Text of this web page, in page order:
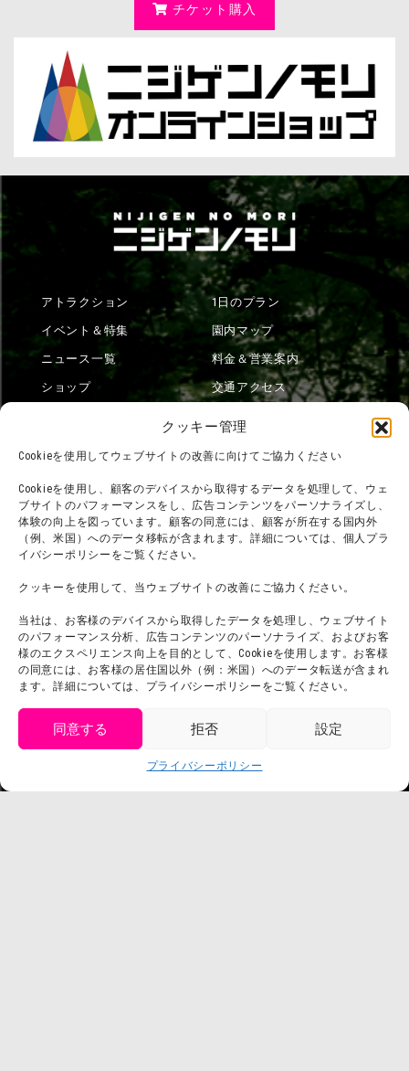
クッキー管理
Cookieを使用してウェブサイトの改善に向けてご協力ください
Cookieを使用し、顧客のデバイスから取得するデータを処理して、ウェ
ブサイトのパフォーマンスをし、広告コンテンツをパーソナライズし、
体験の向上を図っています。顧客の同意には、顧客が所在する国内外
（例、米国）へのデータ移転が含まれます。詳細については、個人プラ
イバシーポリシーをご覧ください。
クッキーを使用して、当ウェブサイトの改善にご協力ください。
当社は、お客様のデバイスから取得したデータを処理し、ウェブサイト
のパフォーマンス分析、広告コンテンツのパーソナライズ、およびお客
様のエクスペリエンス向上を目的として、Cookieを使用します。お客様
の同意には、お客様の居住国以外（例：米国）へのデータ転送が含まれ
ます。詳細については、プライバシーポリシーをご覧ください。
同意する 拒否 設定
プライバシーポリシー
チケット購入
アトラクション
イベント＆特集
ニュース一覧
ショップ
1日のプラン
園内マップ
料金＆営業案内
交通アクセス
団体利用について
お問い合わせ
利用規約
プライバシーポリシー
プレスリリース
メディア掲載実績
会社概要
スタッフ募集